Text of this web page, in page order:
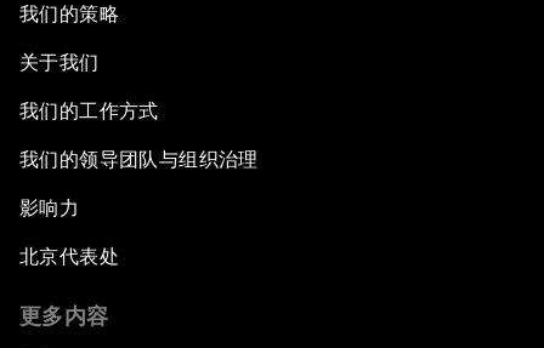
我们的策略
关于我们
我们的工作方式
我们的领导团队与组织治理
影响力
北京代表处
更多内容